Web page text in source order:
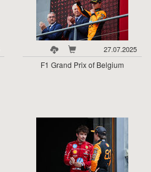
27.07.2025
F1 Grand Prix of Belgium